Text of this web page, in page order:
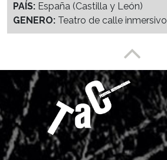
PAÍS: España (Castilla y León)
GENERO: Teatro de calle inmersivo